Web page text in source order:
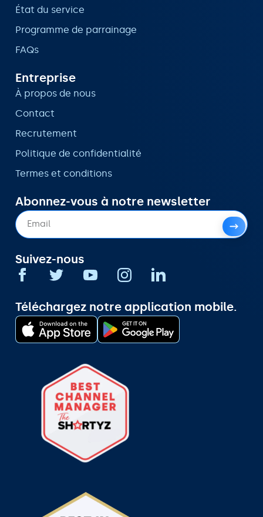
État du service
Programme de parrainage
FAQs
Entreprise
À propos de nous
Contact
Recrutement
Politique de confidentialité
Termes et conditions
Abonnez-vous à notre newsletter
Suivez-nous
Téléchargez notre application mobile.